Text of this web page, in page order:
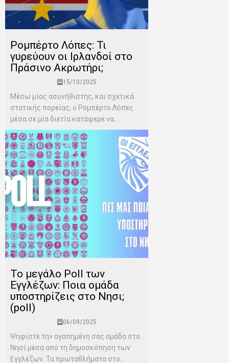
Ρομπέρτο Λόπες: Τι
γυρεύουν οι Ιρλανδοί στο
Πράσινο Ακρωτήρι;
15/10/2025
Μέσω μίας ασυνήθιστης, και σχετικά
στατικής πορείας, ο Ρομπέρτο Λόπες
μέσα σε μία διετία κατάφερε να...
Το μεγάλο Poll των
Εγγλέζων: Ποια ομάδα
υποστηρίζεις στο Νησι;
(poll)
06/09/2025
Ψηφίστε την αγαπημένη σας ομάδα στο
Νησί μέσα από τη δημοσκόπηση των
Εγγλέζων. Τα πρωταθλήματα στο...